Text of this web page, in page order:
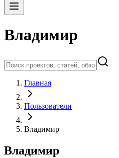
Владимир
Главная
Пользователи
Владимир
Владимир